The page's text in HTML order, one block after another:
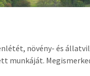
növény- és
munkáját.